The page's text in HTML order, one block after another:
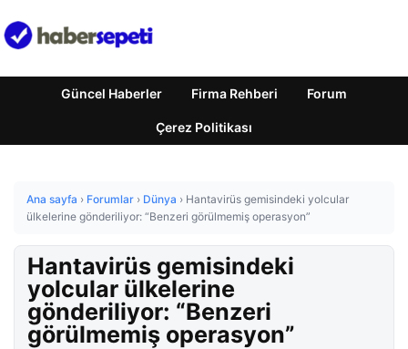
Güncel Haberler Firma Rehberi Forum
Çerez Politikası
Ana sayfa › Forumlar › Dünya › Hantavirüs gemisindeki yolcular
ülkelerine gönderiliyor: “Benzeri görülmemiş operasyon”
Hantavirüs gemisindeki
yolcular ülkelerine
gönderiliyor: “Benzeri
görülmemiş operasyon”